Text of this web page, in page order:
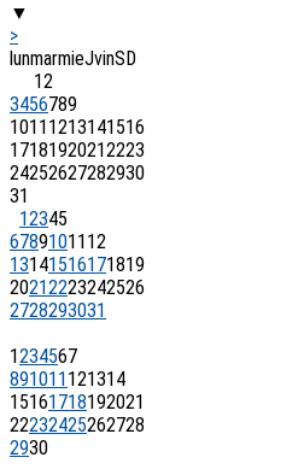
▼
>
lunmarmieJvinS D
12
3456789
1011 1213141516
17181920212223
24252627282930
31
12345
67891011 12
13141516171819
20212223242526
2728293031
1234567
891011 121314
15161718192021
22232425262728
2930